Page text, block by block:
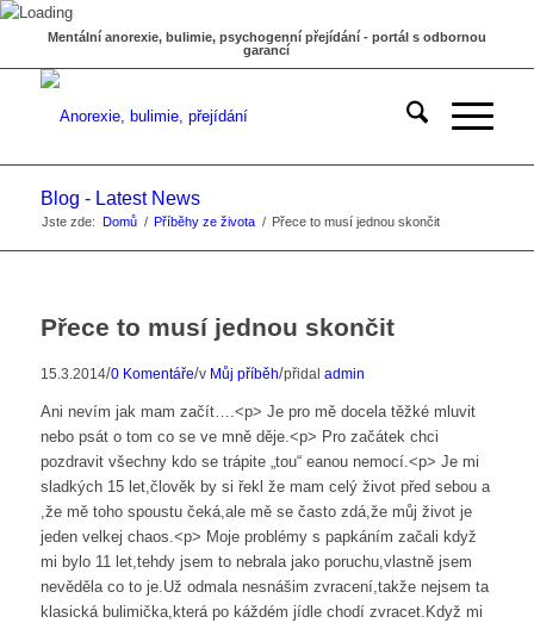
Mentální anorexie, bulimie, psychogenní přejídání - portál s odbornou
garancí
Blog - Latest News
Jste zde: Domů / Příběhy ze života / Přece to musí jednou skončit
Přece to musí jednou skončit
15.3.2014/0 Komentáře/v Můj příběh/přidal admin
Ani nevím jak mam začít….<p> Je pro mě docela těžké mluvit
nebo psát o tom co se ve mně děje.<p> Pro začátek chci
pozdravit všechny kdo se trápite „tou“ eanou nemocí.<p> Je mi
sladkých 15 let,člověk by si řekl že mam celý život před sebou a
,že mě toho spoustu čeká,ale mě se často zdá,že můj život je
jeden velkej chaos.<p> Moje problémy s papkáním začali když
mi bylo 11 let,tehdy jsem to nebrala jako poruchu,vlastně jsem
nevěděla co to je.Už odmala nesnášim zvracení,takže nejsem ta
klasická bulimička,která po káždém jídle chodí zvracet.Když mi